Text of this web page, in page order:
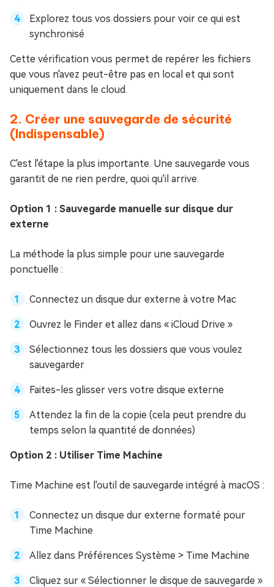
Explorez tous vos dossiers pour voir ce qui est
synchronisé
Cette vérification vous permet de repérer les fichiers
que vous n'avez peut-être pas en local et qui sont
uniquement dans le cloud.
2. Créer une sauvegarde de sécurité
(Indispensable)
C'est l'étape la plus importante. Une sauvegarde vous
garantit de ne rien perdre, quoi qu'il arrive.
Option 1 : Sauvegarde manuelle sur disque dur
externe
La méthode la plus simple pour une sauvegarde
ponctuelle :
Connectez un disque dur externe à votre Mac
Ouvrez le Finder et allez dans « iCloud Drive »
Sélectionnez tous les dossiers que vous voulez
sauvegarder
Faites-les glisser vers votre disque externe
Attendez la fin de la copie (cela peut prendre du
temps selon la quantité de données)
Option 2 : Utiliser Time Machine
Time Machine est l'outil de sauvegarde intégré à macOS :
Connectez un disque dur externe formaté pour
Time Machine
Allez dans Préférences Système > Time Machine
Cliquez sur « Sélectionner le disque de sauvegarde »